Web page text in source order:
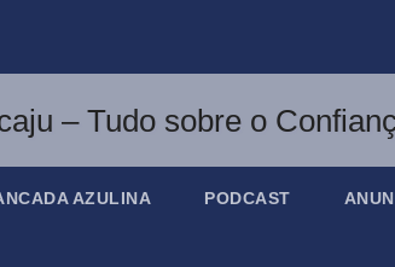
AZULINA PODCAST